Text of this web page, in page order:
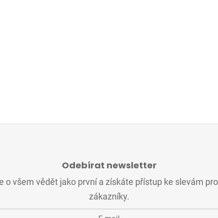
Odebírat newsletter
o všem vědět jako první a získáte přístup ke slevám
zákazníky.